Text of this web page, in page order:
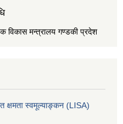
विकास मन्त्रालय गण्डकी प्रदेश
क्षमता स्वमूल्याङ्कन (LISA)